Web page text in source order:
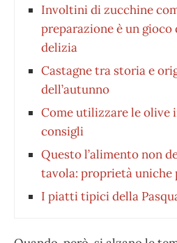
Involtini di zucchine
preparazione è un gioco
delizia
Castagne tra storia e
dell’autunno
Come utilizzare le olive
consigli
Questo l’alimento non
tavola: proprietà uniche
I piatti tipici della